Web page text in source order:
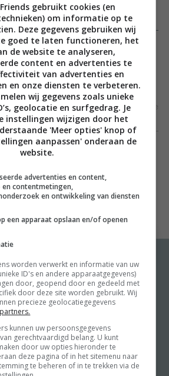
eten, daar gaat het Jasmine en
Simpel om te maken, heerlijk om
ook nog eens goed voor je.
op natuurlijke, onbewerkte
voedingsstoffen – laten de zusjes
lekker en gezond eten
accent te leggen op een
het gebruik van slechts enkele
voor echt iedereen haalbaar.
recepten. Daarnaast staat het
tips voor het maken van een
voor kinderen, bouillon maken en
voor Jasmine en Melissa
de zussen als privéchef-koks
bij mensen die gezonder en
Daarnaast gaven ze hun
Toon meer
Meer van Food and
Friends
Food & Travel
Friends
Kooktips
gebruikt cookies (en
om informatie op te
Deze gegevens gebruiken wij
goed te laten functioneren, het
de website te analyseren,
content en advertenties te
van advertenties en
en onze diensten te verbeteren.
wij gegevens zoals unieke
geolocatie en surfgedrag. Je
instellingen wijzigen door het
'Meer opties' knop of
aanpassen' onderaan de
website.
advertenties en content,
contentmetingen,
en ontwikkeling van diensten
een apparaat opslaan en/of openen
worden verwerkt en informatie van uw
ID's en andere apparaatgegevens)
door, geopend door en gedeeld met
door deze site worden gebruikt. Wij
precieze geolocatiegegevens
kunnen uw persoonsgegevens
gerechtvaardigd belang. U kunt
door uw opties hieronder te
deze pagina of in het sitemenu naar
te beheren of in te trekken via de